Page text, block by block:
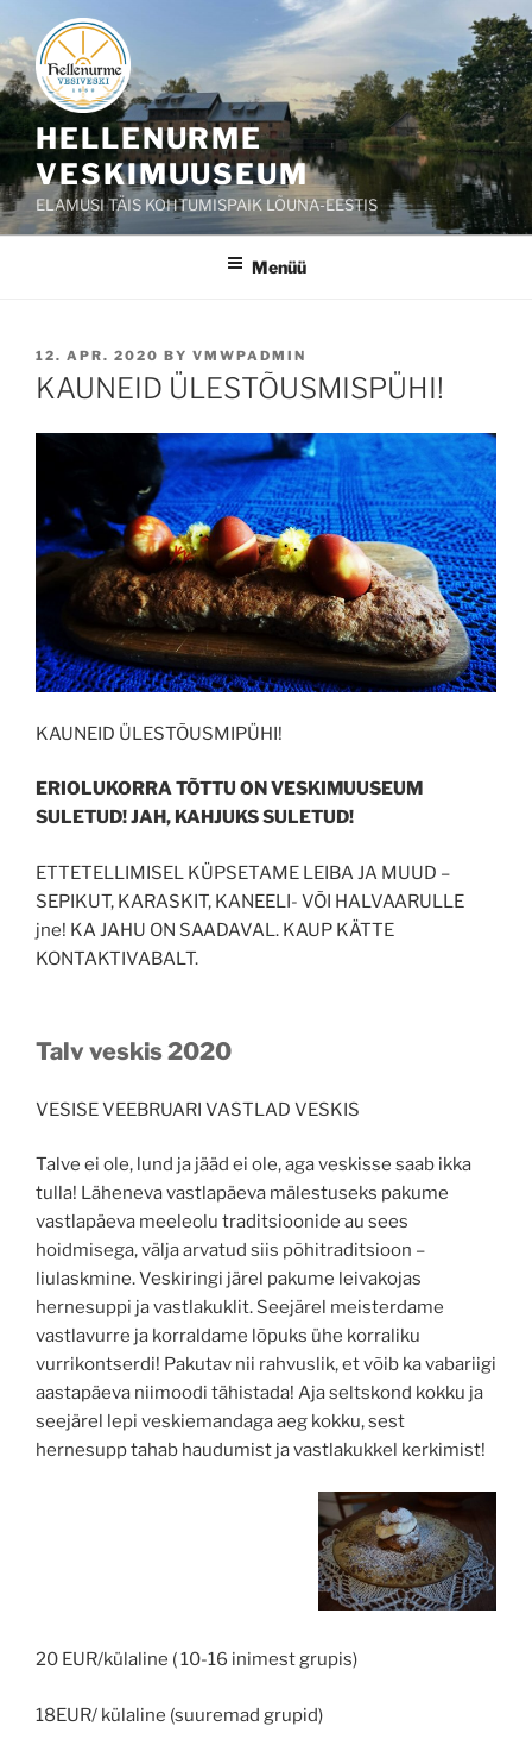
sisu
juurde
HELLENURME
VESKIMUUSEUM
ELAMUSI TÄIS KOHTUMISPAIK LÕUNA-EESTIS
Menüü
POSTED
ON
12. APR. 2020 BY VMWPADMIN
KAUNEID ÜLESTÕUSMISPÜHI!
KAUNEID ÜLESTÕUSMIPÜHI!
ERIOLUKORRA TÕTTU ON VESKIMUUSEUM
SULETUD! JAH, KAHJUKS SULETUD!
ETTETELLIMISEL KÜPSETAME LEIBA JA MUUD –
SEPIKUT, KARASKIT, KANEELI- VÕI HALVAARULLE
jne! KA JAHU ON SAADAVAL. KAUP KÄTTE
KONTAKTIVABALT.
Talv veskis 2020
VESISE VEEBRUARI VASTLAD VESKIS
Talve ei ole, lund ja jääd ei ole, aga veskisse saab ikka
tulla! Läheneva vastlapäeva mälestuseks pakume
vastlapäeva meeleolu traditsioonide au sees
hoidmisega, välja arvatud siis põhitraditsioon –
liulaskmine. Veskiringi järel pakume leivakojas
hernesuppi ja vastlakuklit. Seejärel meisterdame
vastlavurre ja korraldame lõpuks ühe korraliku
vurrikontserdi! Pakutav nii rahvuslik, et võib ka vabariigi
aastapäeva niimoodi tähistada! Aja seltskond kokku ja
seejärel lepi veskiemandaga aeg kokku, sest
hernesupp tahab haudumist ja vastlakukkel kerkimist!
20 EUR/külaline ( 10-16 inimest grupis)
18EUR/ külaline (suuremad grupid)